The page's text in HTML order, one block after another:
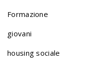
Formazione
giovani
housing sociale